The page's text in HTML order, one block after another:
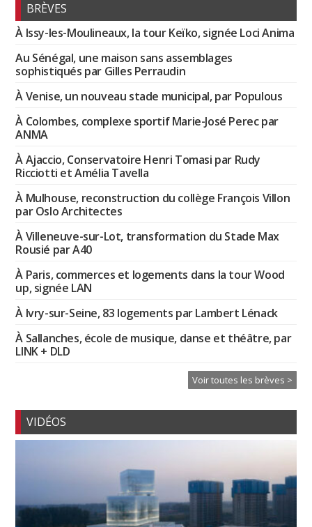
BRÈVES
À Issy-les-Moulineaux, la tour Keïko, signée Loci Anima
Au Sénégal, une maison sans assemblages
sophistiqués par Gilles Perraudin
À Venise, un nouveau stade municipal, par Populous
À Colombes, complexe sportif Marie-José Perec par
ANMA
À Ajaccio, Conservatoire Henri Tomasi par Rudy
Ricciotti et Amélia Tavella
À Mulhouse, reconstruction du collège François Villon
par Oslo Architectes
À Villeneuve-sur-Lot, transformation du Stade Max
Rousié par A40
À Paris, commerces et logements dans la tour Wood
up, signée LAN
À Ivry-sur-Seine, 83 logements par Lambert Lénack
À Sallanches, école de musique, danse et théâtre, par
LINK + DLD
Voir toutes les brèves >
VIDÉOS